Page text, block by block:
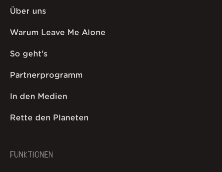
Über uns
Warum Leave Me Alone
So geht's
Partnerprogramm
In den Medien
Rette den Planeten
FUNKTIONEN